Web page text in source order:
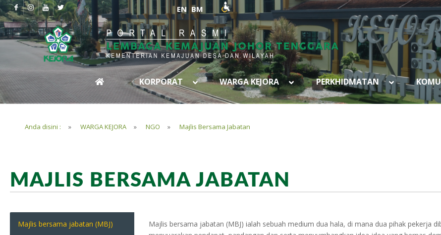
EN BM
KORPORAT WARGA KEJORA PERKHIDMATAN
Anda disini : » WARGA KEJORA » NGO » Majlis Bersama Jabatan
MAJLIS BERSAMA JABATAN
Majlis bersama jabatan (MBJ)
Majlis bersama jabatan (MBJ) ialah sebuah medium dua hala, di mana dua pihak pekerja